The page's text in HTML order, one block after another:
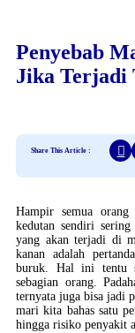
Penyebab
Jika Terjadi
Share This Article :
Hampir semua
kedutan sendiri
yang akan terjadi di
kanan adalah
buruk. Hal ini tentu
sebagian orang.
ternyata juga bisa jadi
mari kita bahas satu
hingga risiko penyakit